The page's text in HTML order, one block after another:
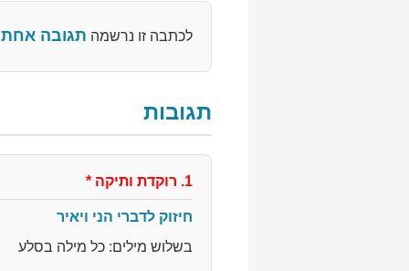
לכתבה זו נרשמה תגובה אחת
תגובות
1. רוקדת ותיקה *
חיזוק לדברי הני ויאיר
בשלוש מילים: כל מילה בסלע